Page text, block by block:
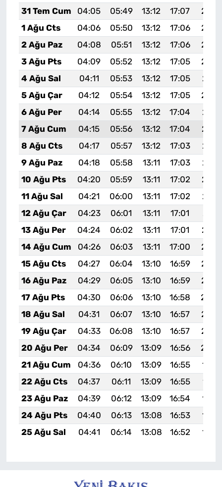
31 Tem Cum
04:05 05:49 13:12 17:07
1 Ağu Cts
04:06 05:50 13:12 17:06
2 Ağu Paz
04:08 05:51 13:12 17:06
3 Ağu Pts
04:09 05:52 13:12 17:05
4 Ağu Sal
04:11 05:53 13:12 17:05
5 Ağu Çar
04:12 05:54 13:12 17:05
6 Ağu Per
04:14 05:55 13:12 17:04
7 Ağu Cum
04:15 05:56 13:12 17:04
8 Ağu Cts
04:17 05:57 13:12 17:03
9 Ağu Paz
04:18 05:58 13:11 17:03
10 Ağu Pts
04:20 05:59 13:11 17:02
11 Ağu Sal
04:21 06:00 13:11 17:02
12 Ağu Çar
04:23 06:01 13:11 17:01
20:11
13 Ağu Per
04:24 06:02 13:11 17:01
14 Ağu Cum
04:26 06:03 13:11 17:00
15 Ağu Cts
04:27 06:04 13:10 16:59
16 Ağu Paz
04:29 06:05 13:10 16:59
17 Ağu Pts
04:30 06:06 13:10 16:58
18 Ağu Sal
04:31 06:07 13:10 16:57
19 Ağu Çar
04:33 06:08 13:10 16:57
20 Ağu Per
04:34 06:09 13:09 16:56
21 Ağu Cum
04:36 06:10 13:09 16:55
22 Ağu Cts
04:37 06:11 13:09 16:55
19:57
23 Ağu Paz
04:39 06:12 13:09 16:54
24 Ağu Pts
04:40 06:13 13:08 16:53
25 Ağu Sal
04:41 06:14 13:08 16:52